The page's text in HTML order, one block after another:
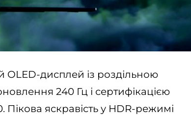
дисплей із роздільною
240 Гц і сертифікацією
Пікова яскравість у HDR-режимі